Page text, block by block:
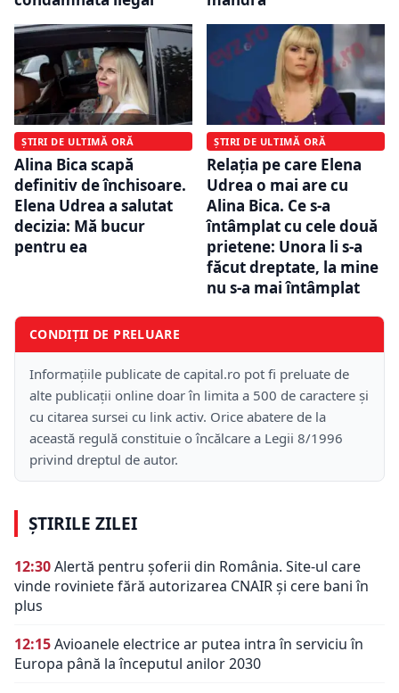
ȘTIRI DE ULTIMĂ ORĂ
Alina Bica scapă
definitiv de închisoare.
Elena Udrea a salutat
decizia: Mă bucur
pentru ea
ȘTIRI DE ULTIMĂ ORĂ
Relația pe care Elena
Udrea o mai are cu
Alina Bica. Ce s-a
întâmplat cu cele două
prietene: Unora li s-a
făcut dreptate, la mine
nu s-a mai întâmplat
CONDIȚII DE PRELUARE
Informațiile publicate de capital.ro pot fi preluate de
alte publicații online doar în limita a 500 de caractere și
cu citarea sursei cu link activ. Orice abatere de la
această regulă constituie o încălcare a Legii 8/1996
privind dreptul de autor.
ȘTIRILE ZILEI
12:30Alertă pentru șoferii din România. Site-ul care
vinde roviniete fără autorizarea CNAIR și cere bani în
plus
12:15Avioanele electrice ar putea intra în serviciu în
Europa până la începutul anilor 2030